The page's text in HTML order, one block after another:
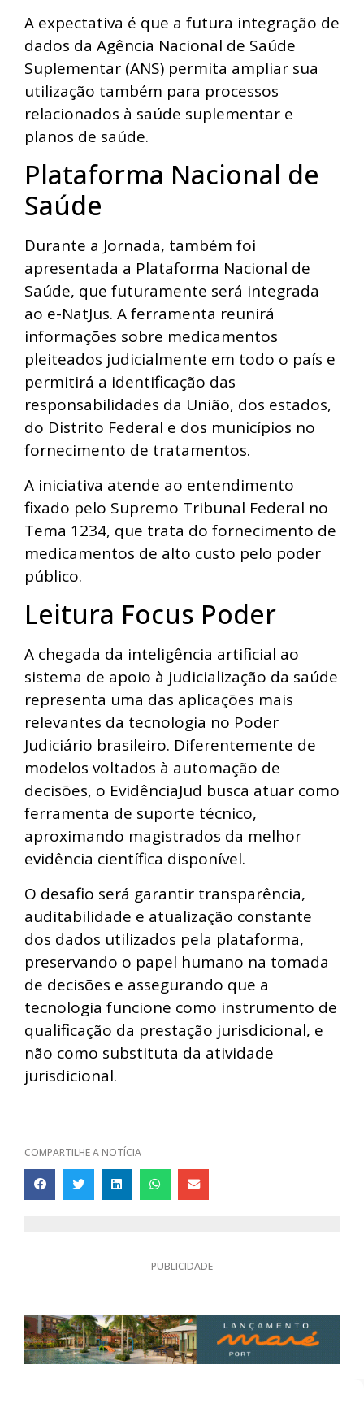
A expectativa é que a futura integração de
dados da Agência Nacional de Saúde
Suplementar (ANS) permita ampliar sua
utilização também para processos
relacionados à saúde suplementar e
planos de saúde.
Plataforma Nacional de
Saúde
Durante a Jornada, também foi
apresentada a Plataforma Nacional de
Saúde, que futuramente será integrada
ao e-NatJus. A ferramenta reunirá
informações sobre medicamentos
pleiteados judicialmente em todo o país e
permitirá a identificação das
responsabilidades da União, dos estados,
do Distrito Federal e dos municípios no
fornecimento de tratamentos.
A iniciativa atende ao entendimento
fixado pelo Supremo Tribunal Federal no
Tema 1234, que trata do fornecimento de
medicamentos de alto custo pelo poder
público.
Leitura Focus Poder
A chegada da inteligência artificial ao
sistema de apoio à judicialização da saúde
representa uma das aplicações mais
relevantes da tecnologia no Poder
Judiciário brasileiro. Diferentemente de
modelos voltados à automação de
decisões, o EvidênciaJud busca atuar como
ferramenta de suporte técnico,
aproximando magistrados da melhor
evidência científica disponível.
O desafio será garantir transparência,
auditabilidade e atualização constante
dos dados utilizados pela plataforma,
preservando o papel humano na tomada
de decisões e assegurando que a
tecnologia funcione como instrumento de
qualificação da prestação jurisdicional, e
não como substituta da atividade
jurisdicional.
COMPARTILHE A NOTÍCIA
PUBLICIDADE